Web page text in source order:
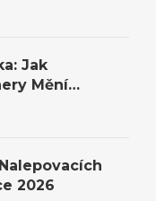
Jak
Mění
2026